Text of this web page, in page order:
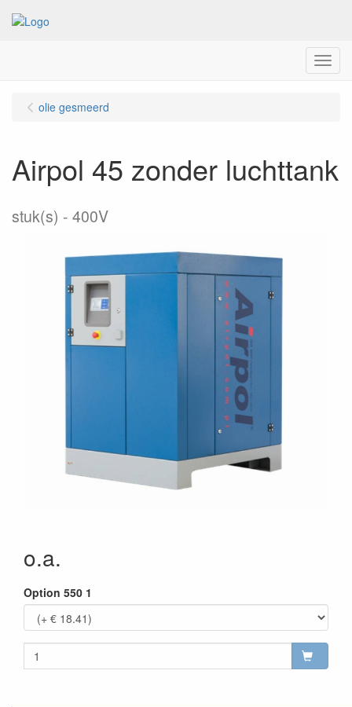
Menu
olie gesmeerd
Airpol 45 zonder luchttank
stuk(s) 400V
o.a.
Option 550 1